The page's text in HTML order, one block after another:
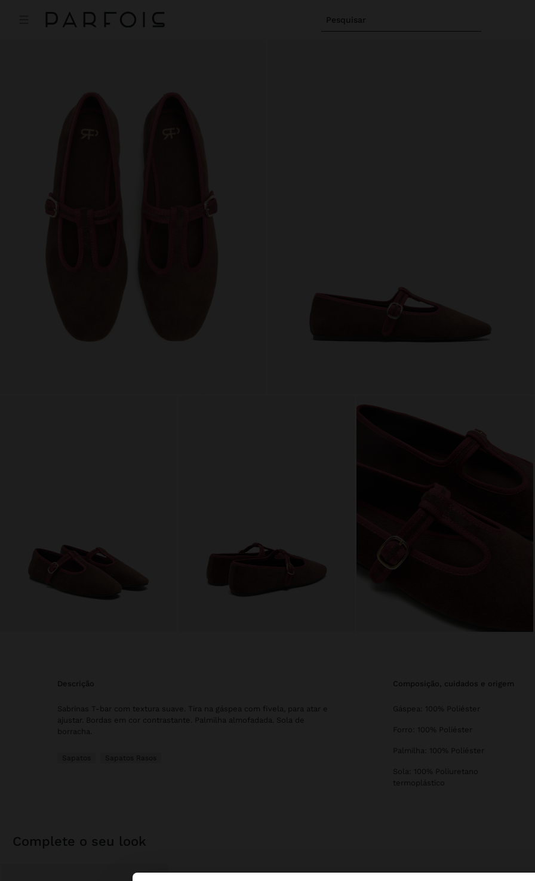
Pesquisar
descrição
Sabrinas T-bar com textura suave. Tira na gáspea com fivela, para atar e
ajustar. Bordas em cor contrastante. Palmilha almofadada. Sola de
borracha.
Sapatos Sapatos Rasos
composição, cuidados e origem
Gáspea: 100% Poliéster
Forro: 100% Poliéster
Palmilha: 100% Poliéster
Sola: 100% Poliuretano
termoplástico
complete o seu look